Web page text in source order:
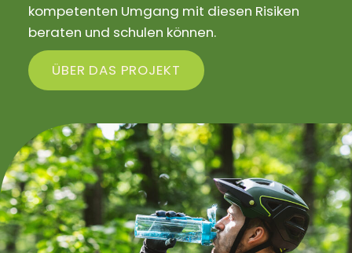
kompetenten Umgang mit diesen Risiken
beraten und schulen können.
ÜBER DAS PROJEKT